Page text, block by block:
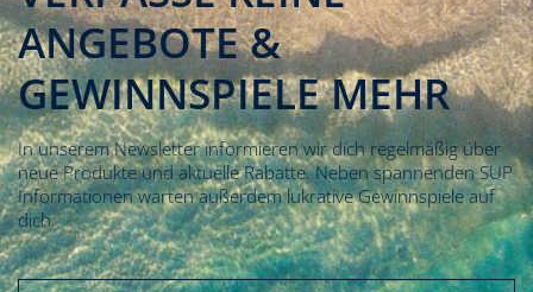
ANGEBOTE &
GEWINNSPIELE MEHR
In unserem Newsletter informieren wir dich regelmäßig über
neue Produkte und aktuelle Rabatte. Neben spannenden SUP
Informationen warten außerdem lukrative Gewinnspiele auf
dich.